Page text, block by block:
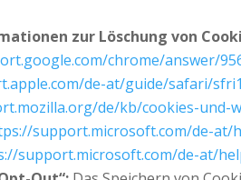
zur Löschung von
chrome/answer/
de-at/guide/safari/
de/kb/cookies-und-
support.microsoft.com/de-at/
support.microsoft.com/de-at/